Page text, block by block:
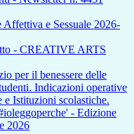
Affettiva e Sessuale 2026-
- CREATIVE ARTS
per il benessere delle
Indicazioni operative
e Istituzioni scolastiche.
- Edizione
2026